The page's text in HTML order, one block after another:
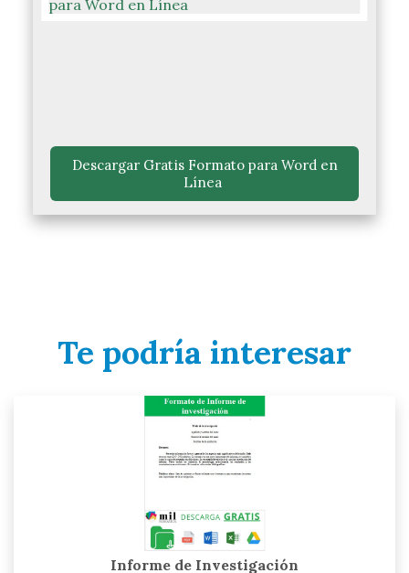
Línea
Te podría interesar
Informe de Investigación